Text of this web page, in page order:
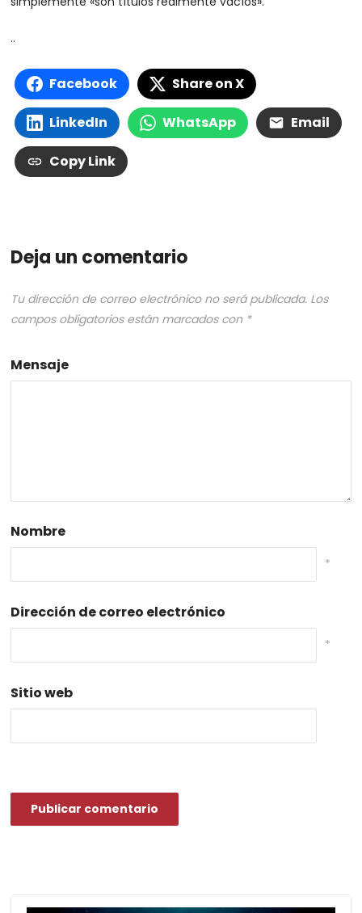
..
Facebook Share on X
LinkedIn WhatsApp Email
Copy Link
Deja un comentario
Tu dirección de correo electrónico no será publicada. Los
campos obligatorios están marcados con *
Mensaje
Nombre
*
Dirección de correo electrónico
*
Sitio web